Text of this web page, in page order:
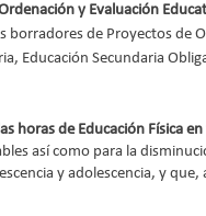
y Evaluación
borradores de Proyectos de
Educación Secundaria
horas de Educación Física
así como para la
y adolescencia, y que,